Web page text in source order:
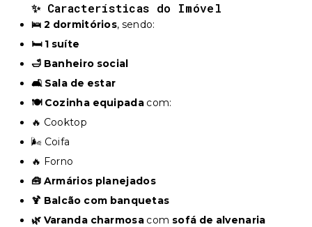
✨ Características do Imóvel
🛌 2 dormitórios, sendo:
🛏️ 1 suíte
🛁 Banheiro social
🛋️ Sala de estar
🍽️ Cozinha equipadacom:
🔥 Cooktop
🌬️ Coifa
🔥 Forno
🧰 Armários planejados
🍹 Balcão com banquetas
🌿 Varanda charmosacom sofá de alvenaria